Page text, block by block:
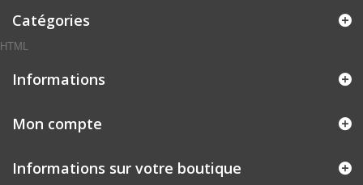
Catégories
HTML
Informations
Mon compte
Informations sur votre boutique